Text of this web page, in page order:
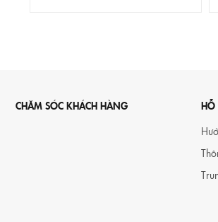
CHĂM SÓC KHÁCH HÀNG
HỖ